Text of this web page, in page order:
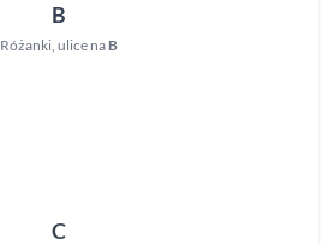
B
Różanki, ulice na B
C